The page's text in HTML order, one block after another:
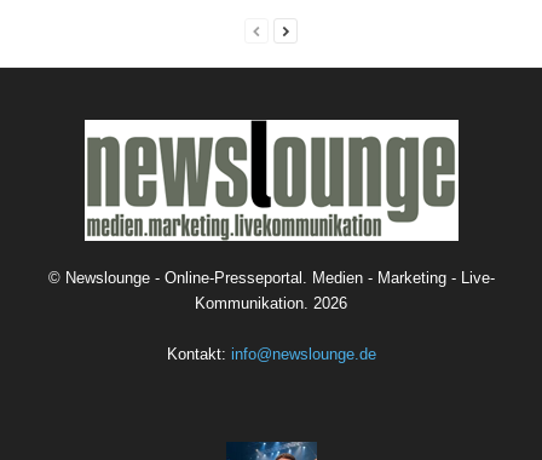
© Newslounge - Online-Presseportal. Medien - Marketing - Live-
Kommunikation. 2026
Kontakt: info@newslounge.de